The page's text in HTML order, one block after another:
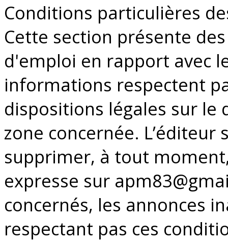
Conditions particulières
Cette section présente
d'emploi en rapport avec
informations respectent
dispositions légales sur le
zone concernée.
supprimer, à tout
expresse sur
concernés, les annonces
respectant pas ces